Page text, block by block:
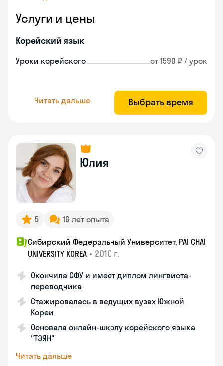
Услуги и цены
Корейский язык
Уроки корейского от 1590 ₽ / урок
Читать дальше Выбрать время
Юлия
5 16 лет опыта
Сибирский Федеральный Университет, PAI CHAI
UNIVERSITY KOREA • 2010 г.
Окончила СФУ и имеет диплом лингвиста-
переводчика
Стажировалась в ведущих вузах Южной
Кореи
Основала онлайн-школу корейского языка
"ТЭЯН"
Читать дальше